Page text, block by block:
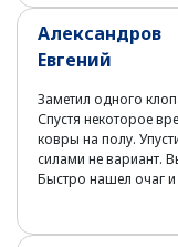
Александров
Евгений
Заметил одного
Спустя некоторое
ковры на полу.
силами не вариант.
Быстро нашел очаг и